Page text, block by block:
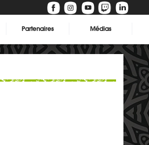
Partenaires Médias